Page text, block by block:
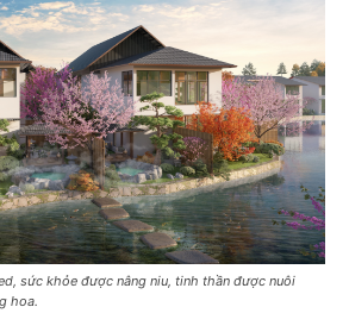
sức khỏe được nâng niu, tinh thần được nuôi
hoa.